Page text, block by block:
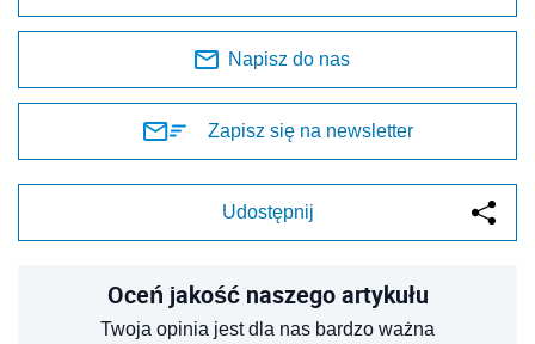
Napisz do nas
Zapisz się na newsletter
Udostępnij
Oceń jakość naszego artykułu
Twoja opinia jest dla nas bardzo ważna